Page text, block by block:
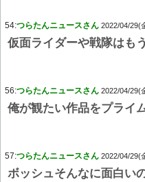
54:つらたんニュースさん 2022/04/29(
仮面ライダーや戦隊はも
56:つらたんニュースさん 2022/04/29(
俺が観たい作品をプライ
57:つらたんニュースさん 2022/04/29(
ボッシュそんなに面白い